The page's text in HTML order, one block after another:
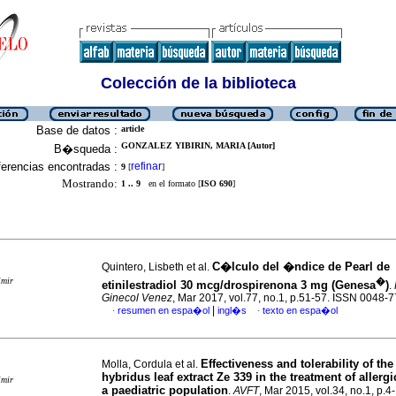
Colección de la biblioteca
Base de datos : article
B�squeda : GONZALEZ YIBIRIN, MARIA [Autor]
encontradas : 9 [refinar]
Mostrando: 1 .. 9 en el formato [ISO 690]
Quintero, Lisbeth et al. C�lculo del �ndice de Pearl de
etinilestradiol 30 mcg/drospirenona 3 mg (Genesa�).
Ginecol Venez, Mar 2017, vol.77, no.1, p.51-57. ISSN 0048-
· resumen en espa�ol ingl�s · texto en espa�ol
Molla, Cordula et al. Effectiveness and tolerability of the
hybridus leaf extract Ze 339 in the treatment of
a paediatric population.AVFT, Mar 2015, vol.34, no.1,